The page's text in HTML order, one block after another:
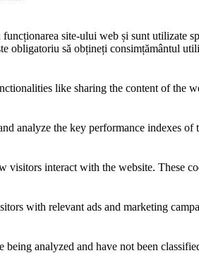
site-ului web și sunt utilizate
obligatoriu să obțineți consimțământul
like sharing the content of the
analyze the key performance indexes
visitors interact with the website. These
with relevant ads and marketing
being analyzed and have not been